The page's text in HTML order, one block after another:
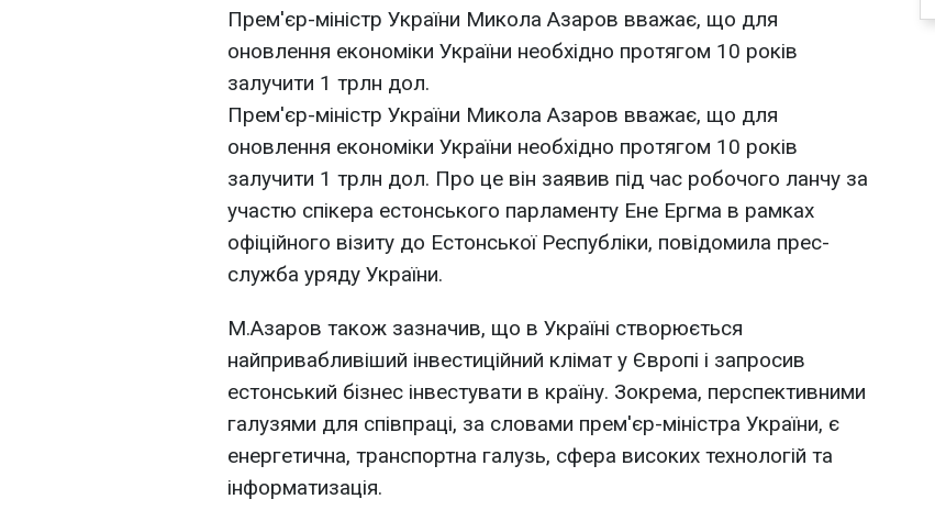
Прем'єр-міністр України Микола Азаров вважає, що для
оновлення економіки України необхідно протягом 10 років
залучити 1 трлн дол.
Прем'єр-міністр України Микола Азаров вважає, що для
оновлення економіки України необхідно протягом 10 років
залучити 1 трлн дол. Про це він заявив під час робочого ланчу за
участю спікера естонського парламенту Ене Ергма в рамках
офіційного візиту до Естонської Республіки, повідомила прес-
служба уряду України.
М.Азаров також зазначив, що в Україні створюється
найпривабливіший інвестиційний клімат у Європі і запросив
естонський бізнес інвестувати в країну. Зокрема, перспективними
галузями для співпраці, за словами прем'єр-міністра України, є
енергетична, транспортна галузь, сфера високих технологій та
інформатизація.